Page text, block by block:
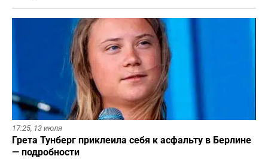
17:25, 13 июля
Грета Тунберг приклеила себя к асфальту в Берлине
— подробности